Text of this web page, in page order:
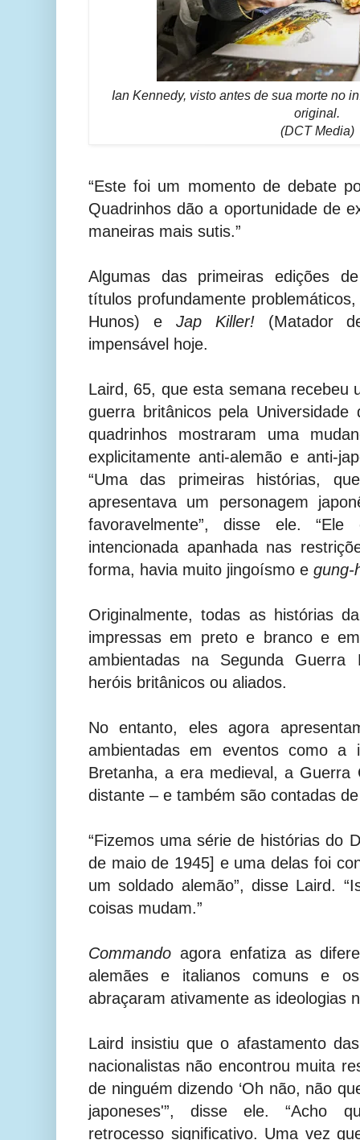
Ian Kennedy, visto antes de sua morte no
original.
(DCT Media)
“Este foi um momento de debate
Quadrinhos dão a oportunidade de
maneiras mais sutis.”
Algumas das primeiras edições
títulos profundamente
Hunos) e Jap Killer!(Matador
impensável hoje.
Laird, 65, que esta semana recebeu
guerra britânicos pela
quadrinhos mostraram uma
explicitamente anti-alemão e anti-
“Uma das primeiras histórias,
apresentava um personagem
favoravelmente”, disse ele.
intencionada apanhada nas
forma, havia muito jingoísmo e gung-
Originalmente, todas as histórias
impressas em preto e branco e
ambientadas na Segunda Guerra
heróis britânicos ou aliados.
No entanto, eles agora
ambientadas em eventos como a
Bretanha, a era medieval, a Guerra
distante – e também são contadas
“Fizemos uma série de histórias do
de maio de 1945] e uma delas foi
um soldado alemão”, disse Laird.
coisas mudam.”
Commando agora enfatiza as
alemães e italianos comuns e
abraçaram ativamente as ideologias
Laird insistiu que o afastamento
nacionalistas não encontrou muita
de ninguém dizendo ‘Oh não, não
japoneses'”, disse ele. “Acho
retrocesso significativo. Uma vez